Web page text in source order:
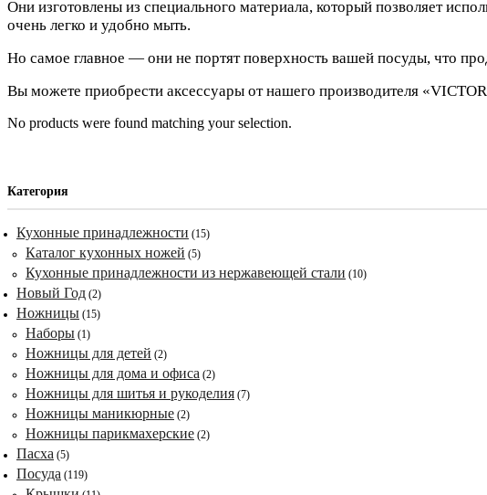
Они изготовлены из специального материала, который позволяет
очень легко и удобно мыть.
Но самое главное — они не портят поверхность вашей посуды, что
Вы можете приобрести аксессуары от нашего производителя
No products were found matching your selection.
Категория
Кухонные принадлежности (15)
Каталог кухонных ножей (5)
Кухонные принадлежности из нержавеющей стали (10)
Новый Год (2)
Ножницы (15)
Наборы (1)
Ножницы для детей (2)
Ножницы для дома и офиса (2)
Ножницы для шитья и рукоделия (7)
Ножницы маникюрные (2)
Ножницы парикмахерские (2)
Пасха (5)
Посуда (119)